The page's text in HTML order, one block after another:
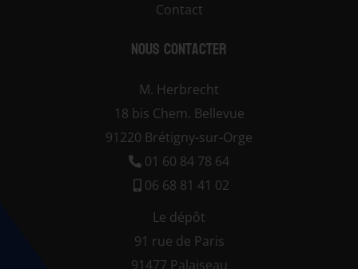
Contact
Nous contacter
M. Herbrecht
18 bis Chem. Bellevue
91220 Brétigny-sur-Orge
01 60 84 78 64
06 68 81 41 02
Le dépôt
91 rue de Paris
91477 Palaiseau